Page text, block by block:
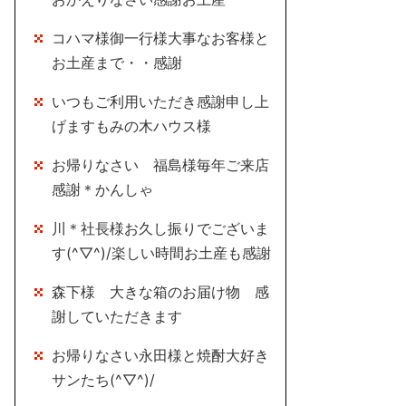
コハマ様御一行様大事なお客様と
お土産まで・・感謝
いつもご利用いただき感謝申し上
げますもみの木ハウス様
お帰りなさい 福島様毎年ご来店
感謝＊かんしゃ
川＊社長様お久し振りでございま
す(^▽^)/楽しい時間お土産も感謝
森下様 大きな箱のお届け物 感
謝していただきます
お帰りなさい永田様と焼酎大好き
サンたち(^▽^)/